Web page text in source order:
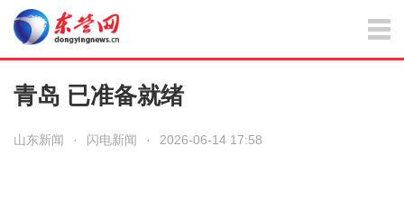
青岛 已准备就绪
山东新闻 · 闪电新闻 · 2026-06-14 17:58